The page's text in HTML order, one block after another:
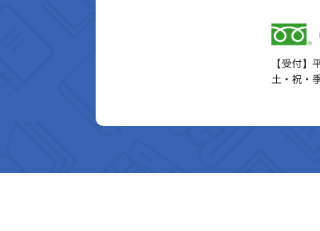
【受付
土・祝・